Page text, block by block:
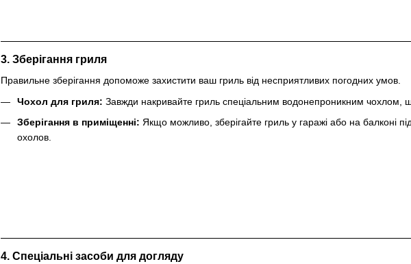
3. Зберігання гриля
Правильне зберігання допоможе захистити ваш гриль від несприятливих погодних умов.
Чохол для гриля: Завжди накривайте гриль спеціальним водонепроникним чохлом,
Зберігання в приміщенні: Якщо можливо, зберігайте гриль у гаражі або на балконі
охолов.
4. Спеціальні засоби для догляду